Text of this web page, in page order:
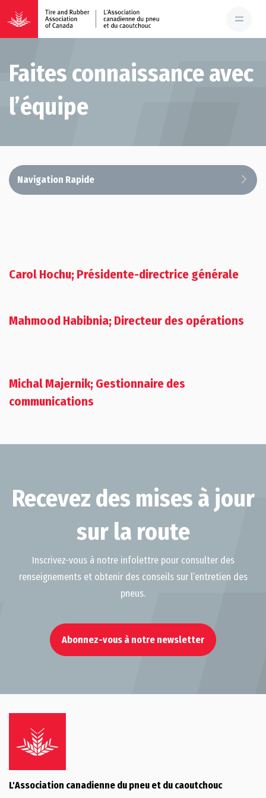
Faites connaissance avec
l’équipe
Navigation Rapide
Carol Hochu; Présidente-directrice générale
Mahmood Habibnia; Directeur des opérations
Michal Majernik; Gestionnaire des
communications
Recevez des mises à jour
sur la route
Inscrivez-vous à notre infolettre pour consulter des
renseignements et obtenir des conseils sur l’entretien des
pneus.
Abonnez-vous à notre newsletter
L'Association canadienne du pneu et du caoutchouc